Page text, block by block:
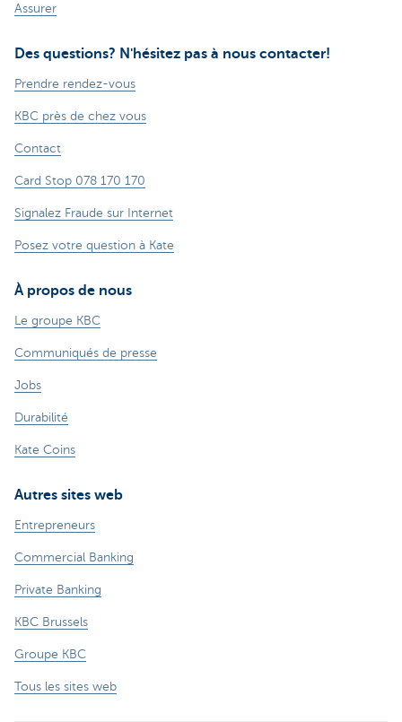
Assurer
Des questions? N'hésitez pas à nous contacter!
Prendre rendez-vous
KBC près de chez vous
Contact
Card Stop 078 170 170
Signalez Fraude sur Internet
Posez votre question à Kate
À propos de nous
Le groupe KBC
Communiqués de presse
Jobs
Durabilité
Kate Coins
Autres sites web
Entrepreneurs
Commercial Banking
Private Banking
KBC Brussels
Groupe KBC
Tous les sites web